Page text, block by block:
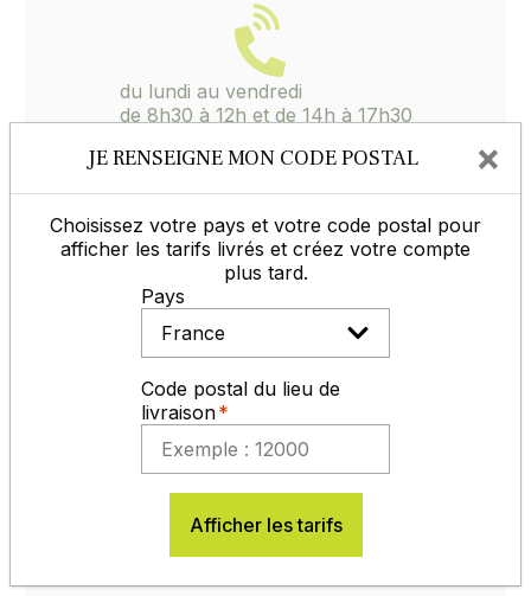
du lundi au vendredi
de 8h30 à 12h et de 14h à 17h30
05 65 77 99 70
Contactez-nous
MODES DE RÈGLEMENT
JE RENSEIGNE MON CODE POSTAL ×
Choisissez votre pays et votre code postal pour
afficher les tarifs livrés et créez votre compte
plus tard.
Pays
Code postal du lieu de
livraison
Afficher les tarifs